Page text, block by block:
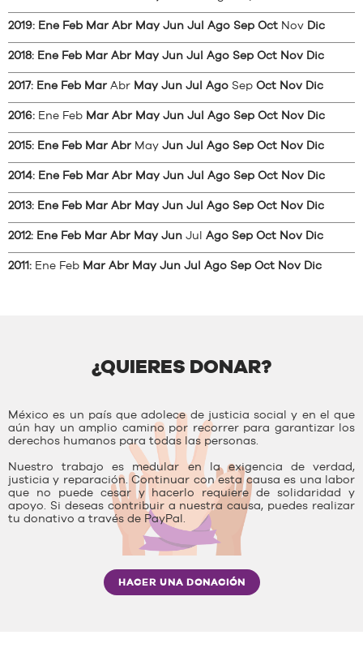
2019: Ene Feb Mar Abr May Jun Jul Ago Sep Oct Nov Dic
2018: Ene Feb Mar Abr May Jun Jul Ago Sep Oct Nov Dic
2017: Ene Feb Mar Abr May Jun Jul Ago Sep Oct Nov Dic
2016: Ene Feb Mar Abr May Jun Jul Ago Sep Oct Nov Dic
2015: Ene Feb Mar Abr May Jun Jul Ago Sep Oct Nov Dic
2014: Ene Feb Mar Abr May Jun Jul Ago Sep Oct Nov Dic
2013: Ene Feb Mar Abr May Jun Jul Ago Sep Oct Nov Dic
2012: Ene Feb Mar Abr May Jun Jul Ago Sep Oct Nov Dic
2011: Ene Feb Mar Abr May Jun Jul Ago Sep Oct Nov Dic
¿QUIERES DONAR?
México es un país que adolece de justicia social y en el que
aún hay un amplio camino por recorrer para garantizar los
derechos humanos para todas las personas.
Nuestro trabajo es medular en la exigencia de verdad,
justicia y reparación. Continuar con esta causa es una labor
que no puede cesar y hacerlo requiere de solidaridad y
apoyo. Si deseas contribuir a nuestra causa, puedes realizar
tu donativo a través de PayPal.
HACER UNA DONACIÓN